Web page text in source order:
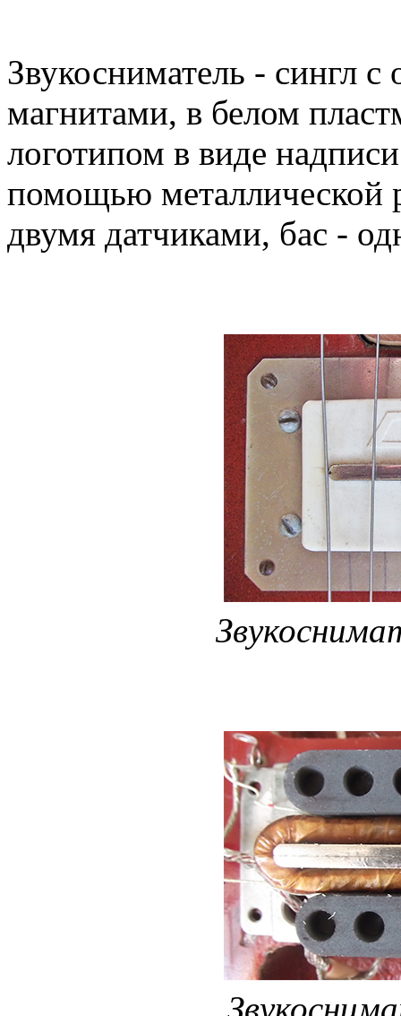
Звукосниматель - сингл
магнитами, в белом
логотипом в виде
помощью металлической
двумя датчиками, бас -